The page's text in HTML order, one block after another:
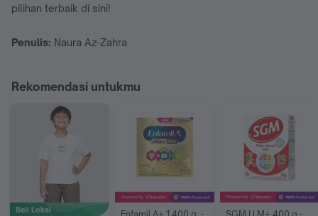
pilihan terbaik di sini!
Penulis: Naura Az-Zahra
Rekomendasi untukmu
Beli Lokal